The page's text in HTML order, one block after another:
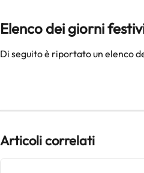
Elenco dei giorni
Di seguito è riportato un elenco
Articoli correlati